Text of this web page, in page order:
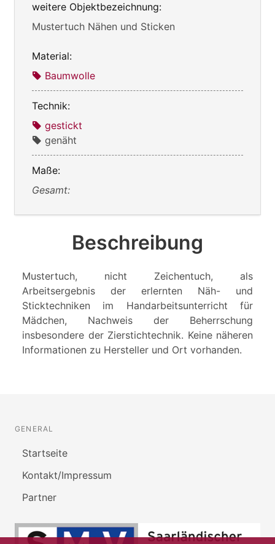
weitere Objektbezeichnung:
Mustertuch Nähen und Sticken
Material:
Baumwolle
Technik:
gestickt
genäht
Maße:
Gesamt:
Beschreibung
Mustertuch, nicht Zeichentuch, als
Arbeitsergebnis der erlernten Näh- und
Sticktechniken im Handarbeitsunterricht für
Mädchen, Nachweis der Beherrschung
insbesondere der Zierstichtechnik. Keine näheren
Informationen zu Hersteller und Ort vorhanden.
GENERAL
Startseite
Kontakt/Impressum
Partner